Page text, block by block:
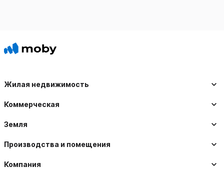
Жилая недвижимость
Коммерческая
Земля
Производства и помещения
Компания